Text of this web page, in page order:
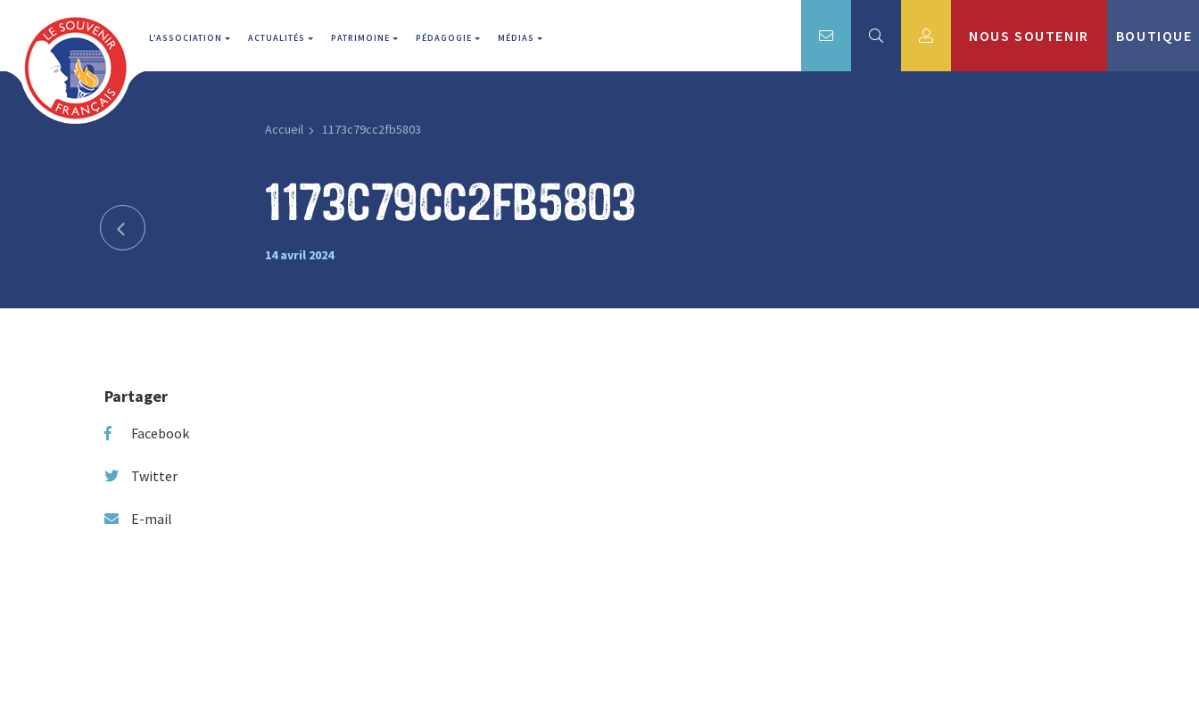
L'ASSOCIATION ACTUALITÉS PATRIMOINE PÉDAGOGIE MÉDIAS NOUS SOUTENIR BOUTIQUE
Accueil 1173c79cc2fb5803
1173c79cc2fb5803
14 avril 2024
Partager
Facebook
Twitter
E-mail